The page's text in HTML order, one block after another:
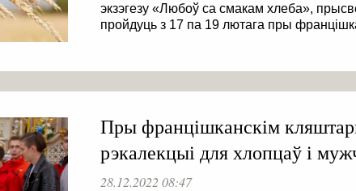
экзэгезу «Любоў са смакам хлеба»,
пройдуць з 17 па 19 лютага пры
Пры францішканскім
рэкалекцыі для хлопцаў і
28.12.2022 08:47